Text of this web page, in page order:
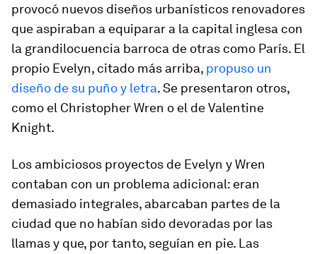
provocó nuevos diseños urbanísticos renovadores
que aspiraban a equiparar a la capital inglesa con
la grandilocuencia barroca de otras como París. El
propio Evelyn, citado más arriba, propuso un
diseño de su puño y letra. Se presentaron otros,
como el Christopher Wren o el de Valentine
Knight.
Los ambiciosos proyectos de Evelyn y Wren
contaban con un problema adicional: eran
demasiado integrales, abarcaban partes de la
ciudad que no habían sido devoradas por las
llamas y que, por tanto, seguían en pie. Las